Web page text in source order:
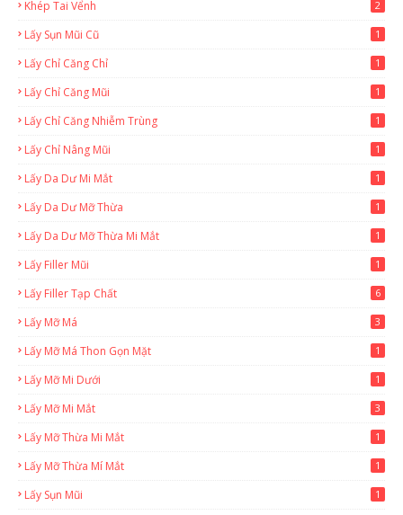
Khép Tai Vểnh 2
Lấy Sụn Mũi Cũ 1
Lấy Chỉ Căng Chỉ 1
Lấy Chỉ Căng Mũi 1
Lấy Chỉ Căng Nhiễm Trùng 1
Lấy Chỉ Nâng Mũi 1
Lấy Da Dư Mi Mắt 1
Lấy Da Dư Mỡ Thừa 1
Lấy Da Dư Mỡ Thừa Mi Mắt 1
Lấy Filler Mũi 1
Lấy Filler Tạp Chất 6
Lấy Mỡ Má 3
Lấy Mỡ Má Thon Gọn Mặt 1
Lấy Mỡ Mi Dưới 1
Lấy Mỡ Mi Mắt 3
Lấy Mỡ Thừa Mi Mắt 1
Lấy Mỡ Thừa Mí Mắt 1
Lấy Sụn Mũi 1